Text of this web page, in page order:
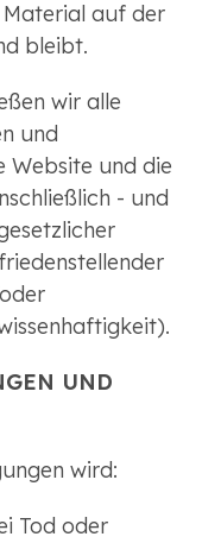
auf der
bleibt.
wir alle
und
Website und die
- und
UND
wird:
Tod oder